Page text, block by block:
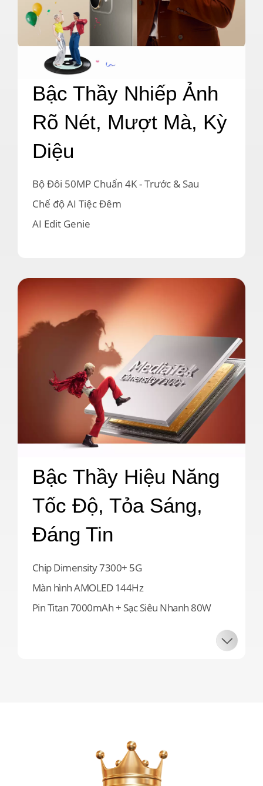
Bậc Thầy Nhiếp Ảnh
Rõ Nét, Mượt Mà, Kỳ
Diệu
Bộ Đôi 50MP Chuẩn 4K - Trước & Sau
Chế độ AI Tiệc Đêm
AI Edit Genie
Bậc Thầy Hiệu Năng
Tốc Độ, Tỏa Sáng,
Đáng Tin
Chip Dimensity 7300+ 5G
Màn hình AMOLED 144Hz
Pin Titan 7000mAh + Sạc Siêu Nhanh 80W